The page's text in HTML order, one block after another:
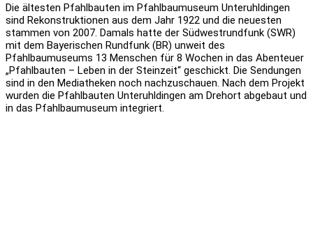
Die ältesten Pfahlbauten im Pfahlbaumuseum Unteruhldingen
sind Rekonstruktionen aus dem Jahr 1922 und die neuesten
stammen von 2007. Damals hatte der Südwestrundfunk (SWR)
mit dem Bayerischen Rundfunk (BR) unweit des
Pfahlbaumuseums 13 Menschen für 8 Wochen in das Abenteuer
„Pfahlbauten – Leben in der Steinzeit“ geschickt. Die Sendungen
sind in den Mediatheken noch nachzuschauen. Nach dem Projekt
wurden die Pfahlbauten Unteruhldingen am Drehort abgebaut und
in das Pfahlbaumuseum integriert.